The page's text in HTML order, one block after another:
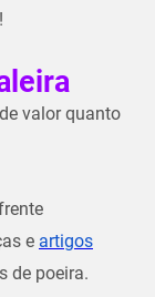
valor quanto
e artigos
de poeira.